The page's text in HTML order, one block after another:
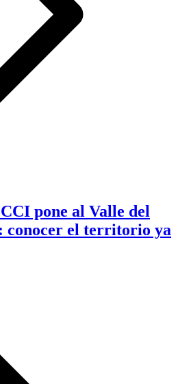
pone al Valle del
conocer el territorio ya